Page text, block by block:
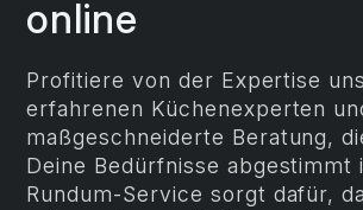
online
Profitiere von der Expertise
erfahrenen Küchenexperten
maßgeschneiderte Beratung,
Deine Bedürfnisse abgestimmt
Rundum-Service sorgt dafür,